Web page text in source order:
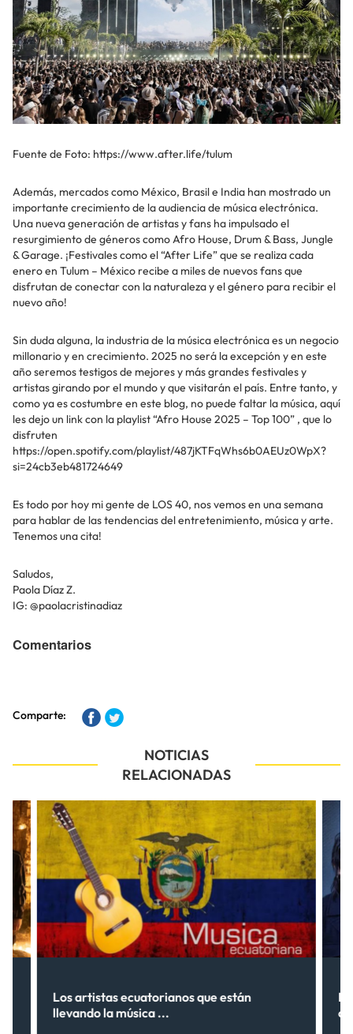
Fuente de Foto: https://www.after.life/tulum
Además, mercados como México, Brasil e India han mostrado un
importante crecimiento de la audiencia de música electrónica.
Una nueva generación de artistas y fans ha impulsado el
resurgimiento de géneros como Afro House, Drum & Bass, Jungle
& Garage. ¡Festivales como el “After Life” que se realiza cada
enero en Tulum – México recibe a miles de nuevos fans que
disfrutan de conectar con la naturaleza y el género para recibir el
nuevo año!
Sin duda alguna, la industria de la música electrónica es un negocio
millonario y en crecimiento. 2025 no será la excepción y en este
año seremos testigos de mejores y más grandes festivales y
artistas girando por el mundo y que visitarán el país. Entre tanto, y
como ya es costumbre en este blog, no puede faltar la música, aquí
les dejo un link con la playlist “Afro House 2025 – Top 100” , que lo
disfruten
https://open.spotify.com/playlist/487jKTFqWhs6b0AEUz0WpX?
si=24cb3eb481724649
Es todo por hoy mi gente de LOS 40, nos vemos en una semana
para hablar de las tendencias del entretenimiento, música y arte.
Tenemos una cita!
Saludos,
Paola Díaz Z.
IG: @paolacristinadiaz
Comentarios
Comparte:
NOTICIAS
RELACIONADAS
Los artistas ecuatorianos que están
llevando la música ...